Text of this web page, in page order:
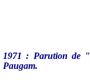
1971 : Parution de
Paugam.